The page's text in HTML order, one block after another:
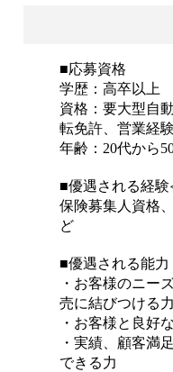
■応募資格
学歴：高卒以上
資格：要大型自
転免許、営業経
年齢：20代から
■優遇される経
保険募集人資格
ど
■優遇される能力
・お客様のニー
売に結びつける力
・お客様と良好
・実績、顧客満
できる力